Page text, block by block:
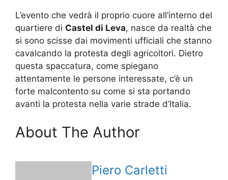
L’evento che vedrà il proprio cuore all’interno del
quartiere di Castel di Leva, nasce da realtà che
si sono scisse dai movimenti ufficiali che stanno
cavalcando la protesta degli agricoltori. Dietro
questa spaccatura, come spiegano
attentamente le persone interessate, c’è un
forte malcontento su come si sta portando
avanti la protesta nella varie strade d’Italia.
About The Author
Piero Carletti